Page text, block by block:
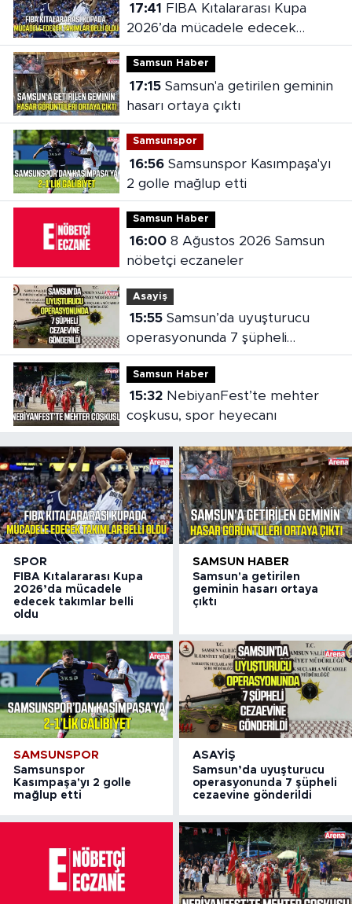
17:41
2026’da mücadele edecek
takımlar belli oldu
Samsun Haber
17:15Samsun'a getirilen geminin
hasarı ortaya çıktı
Samsunspor
16:56Samsunspor Kasımpaşa'yı
2 golle mağlup etti
Samsun Haber
16:008 Ağustos 2026 Samsun
nöbetçi eczaneler
Asayiş
15:55Samsun’da uyuşturucu
operasyonunda 7 şüpheli
cezaevine gönderildi
Samsun Haber
15:32NebiyanFest’te mehter
coşkusu, spor heyecanı
SPOR
FIBA Kıtalararası Kupa
2026’da mücadele
edecek takımlar belli
oldu
SAMSUN HABER
Samsun'a getirilen
geminin hasarı ortaya
çıktı
SAMSUNSPOR
Samsunspor
Kasımpaşa'yı 2 golle
mağlup etti
ASAYIŞ
Samsun’da uyuşturucu
operasyonunda 7 şüpheli
cezaevine gönderildi